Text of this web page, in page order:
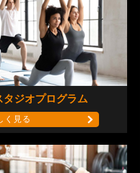
タジオプログラム
く見る